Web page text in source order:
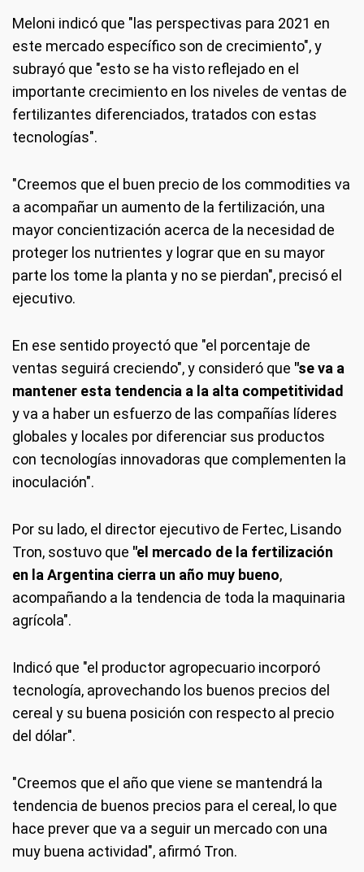
Meloni indicó que "las perspectivas para 2021 en
este mercado específico son de crecimiento", y
subrayó que "esto se ha visto reflejado en el
importante crecimiento en los niveles de ventas de
fertilizantes diferenciados, tratados con estas
tecnologías".
"Creemos que el buen precio de los commodities va
a acompañar un aumento de la fertilización, una
mayor concientización acerca de la necesidad de
proteger los nutrientes y lograr que en su mayor
parte los tome la planta y no se pierdan", precisó el
ejecutivo.
En ese sentido proyectó que "el porcentaje de
ventas seguirá creciendo", y consideró que "se va a
mantener esta tendencia a la alta competitividad
y va a haber un esfuerzo de las compañías líderes
globales y locales por diferenciar sus productos
con tecnologías innovadoras que complementen la
inoculación".
Por su lado, el director ejecutivo de Fertec, Lisando
Tron, sostuvo que "el mercado de la fertilización
en la Argentina cierra un año muy bueno,
acompañando a la tendencia de toda la maquinaria
agrícola".
Indicó que "el productor agropecuario incorporó
tecnología, aprovechando los buenos precios del
cereal y su buena posición con respecto al precio
del dólar".
"Creemos que el año que viene se mantendrá la
tendencia de buenos precios para el cereal, lo que
hace prever que va a seguir un mercado con una
muy buena actividad", afirmó Tron.